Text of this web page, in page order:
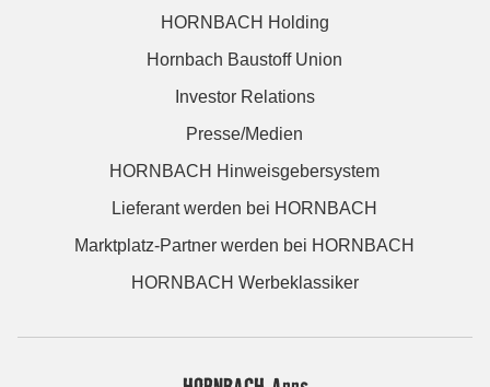
HORNBACH Holding
Hornbach Baustoff Union
Investor Relations
Presse/Medien
HORNBACH Hinweisgebersystem
Lieferant werden bei HORNBACH
Marktplatz-Partner werden bei HORNBACH
HORNBACH Werbeklassiker